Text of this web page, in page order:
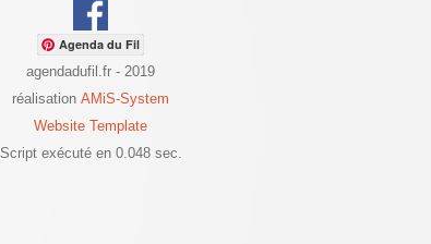
Agenda du Fil
agendadufil.fr - 2019
réalisation AMiS-System
Website Template
Script exécuté en 0.048 sec.